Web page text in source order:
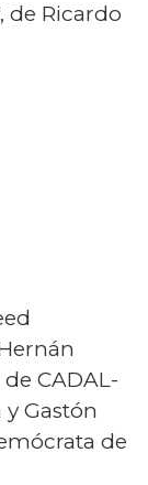
de Ricardo
CADAL-
Gastón
de